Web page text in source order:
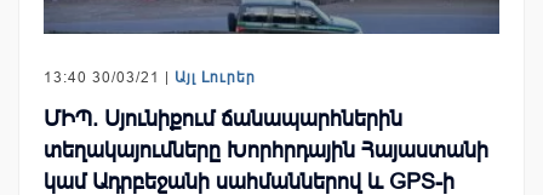
13:40 30/03/21 | Այլ Լուրեր
ՄԻՊ. Սյունիքում ճանապարհներին
տեղակայումները Խորհրդային Հայաստանի
կամ Ադրբեջանի սահմաններով և GPS-ի